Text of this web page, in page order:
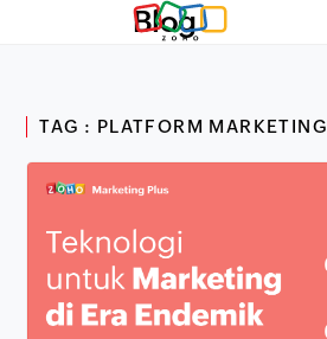
Blog
TAG : PLATFORM MARKETING